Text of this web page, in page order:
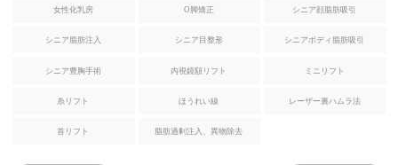
幹細胞および施術
スキンブースター
胸 療
女性化乳房 O脚矯正 シニア顔脂肪吸引
シニア脂肪注入 シニア目整形 シニアボディ脂肪吸引
シニア豊胸手術 内視鏡額リフト ミニリフト
糸リフト ほうれい線 レーザー裏ハムラ法
首リフト 脂肪過剰注入、異物除去